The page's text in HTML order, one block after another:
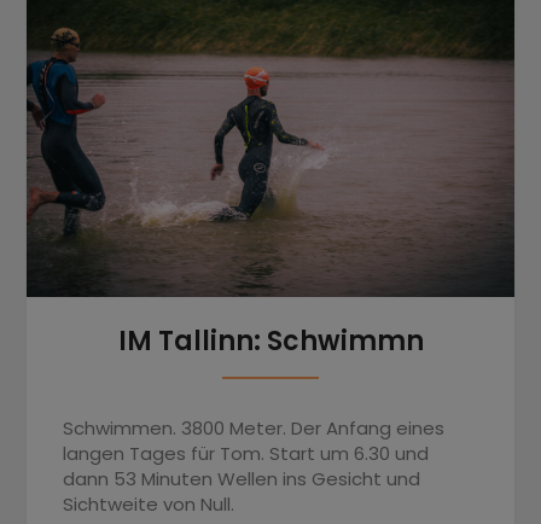
IM Tallinn: Schwimmn
Schwimmen. 3800 Meter. Der Anfang eines
langen Tages für Tom. Start um 6.30 und
dann 53 Minuten Wellen ins Gesicht und
Sichtweite von Null.